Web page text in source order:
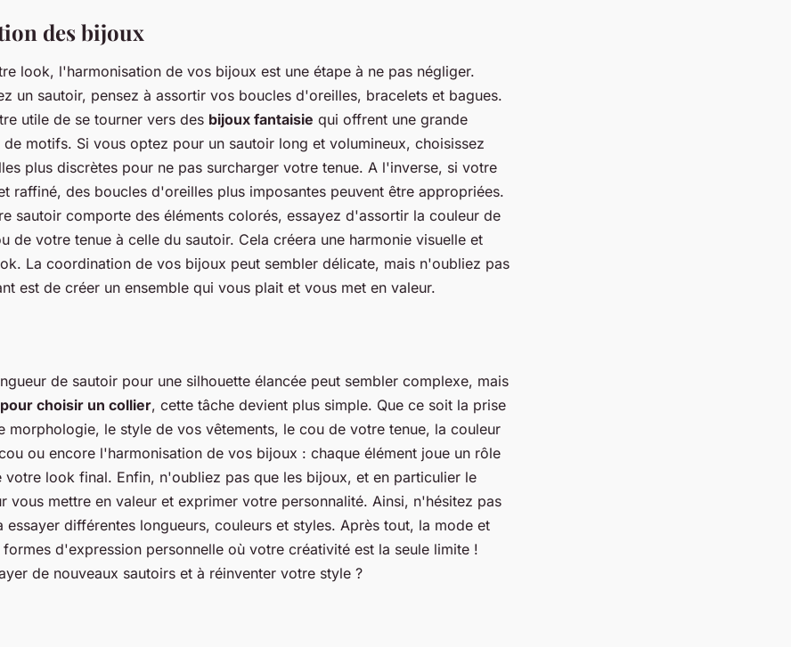
des bijoux
look, l'harmonisation de vos bijoux est une étape à ne pas négliger.
un sautoir, pensez à assortir vos boucles d'oreilles, bracelets et bagues.
utile de se tourner vers des bijoux fantaisie qui offrent une grande
motifs. Si vous optez pour un sautoir long et volumineux, choisissez
plus discrètes pour ne pas surcharger votre tenue. A l'inverse, si votre
raffiné, des boucles d'oreilles plus imposantes peuvent être appropriées.
sautoir comporte des éléments colorés, essayez d'assortir la couleur de
de votre tenue à celle du sautoir. Cela créera une harmonie visuelle et
La coordination de vos bijoux peut sembler délicate, mais n'oubliez pas
est de créer un ensemble qui vous plait et vous met en valeur.
de sautoir pour une silhouette élancée peut sembler complexe, mais
choisir un collier, cette tâche devient plus simple. Que ce soit la prise
morphologie, le style de vos vêtements, le cou de votre tenue, la couleur
ou encore l'harmonisation de vos bijoux : chaque élément joue un rôle
votre look final. Enfin, n'oubliez pas que les bijoux, et en particulier le
vous mettre en valeur et exprimer votre personnalité. Ainsi, n'hésitez pas
essayer différentes longueurs, couleurs et styles. Après tout, la mode et
d'expression personnelle où votre créativité est la seule limite !
de nouveaux sautoirs et à réinventer votre style ?